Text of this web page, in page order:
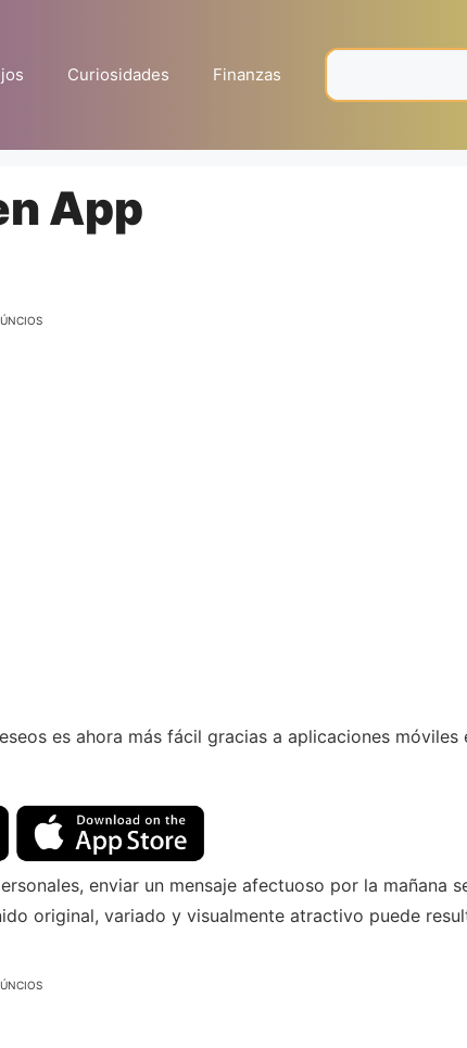
Curiosidades Finanzas
App
es ahora más fácil gracias a aplicaciones móviles
enviar un mensaje afectuoso por la mañana
original, variado y visualmente atractivo puede